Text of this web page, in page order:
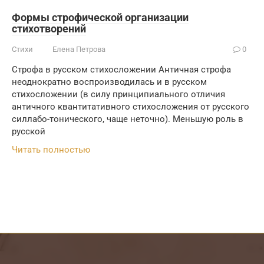
Формы строфической организации
стихотворений
Стихи Елена Петрова 0
Строфа в русском стихосложении Античная строфа
неоднократно воспроизводилась и в русском
стихосложении (в силу принципиального отличия
античного квантитативного стихосложения от русского
силлабо-тонического, чаще неточно). Меньшую роль в
русской
Читать полностью